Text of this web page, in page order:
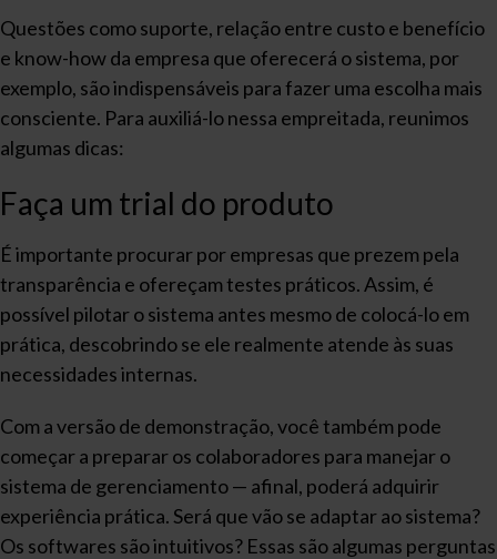
Questões como suporte, relação entre custo e benefício
e know-how da empresa que oferecerá o sistema, por
exemplo, são indispensáveis para fazer uma escolha mais
consciente. Para auxiliá-lo nessa empreitada, reunimos
algumas dicas:
Faça um trial do produto
É importante procurar por empresas que prezem pela
transparência e ofereçam testes práticos. Assim, é
possível pilotar o sistema antes mesmo de colocá-lo em
prática, descobrindo se ele realmente atende às suas
necessidades internas.
Com a versão de demonstração, você também pode
começar a preparar os colaboradores para manejar o
sistema de gerenciamento — afinal, poderá adquirir
experiência prática. Será que vão se adaptar ao sistema?
Os softwares são intuitivos? Essas são algumas perguntas